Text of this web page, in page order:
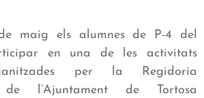
maig els alumnes de P-4 del
en una de les activitats
per la Regidoria
de l’Ajuntament de Tortosa